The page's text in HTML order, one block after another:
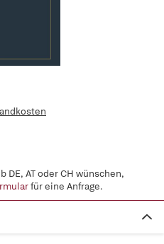
DE, AT oder CH wünschen,
für eine Anfrage.